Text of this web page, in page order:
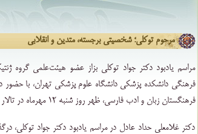
مرحوم توکلی؛ شخصیتی برجسته، متدین و انقلابی
مراسم یادبود دکتر جواد توکلی بزاز عضو هیئت‌علمی گروه
فرهنگی دانشکده پزشکی دانشگاه علوم پزشکی تهران، با حضور
فرهنگستان زبان و ادب فارسی، ظهر روز شنبه ۱۲ مهرماه در تالار ابن‌سینا برگزار شد
دکتر غلامعلی حداد عادل در مراسم یادبود دکتر جواد توکلی،